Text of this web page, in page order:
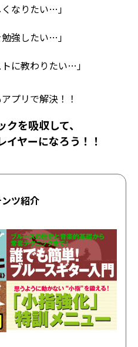
くなりたい…」
勉強したい…」
に教わりたい…」
プリで解決！！
を吸収して、
イヤーになろう！！
ツ紹介